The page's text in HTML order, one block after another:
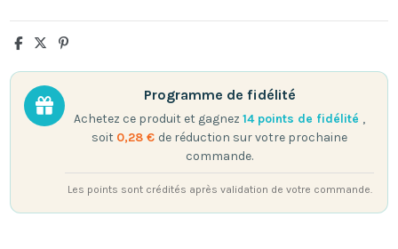
Programme de fidélité
Achetez ce produit et gagnez 14points de fidélité ,
soit 0,28 € de réduction sur votre prochaine
commande.
Les points sont crédités après validation de votre commande.